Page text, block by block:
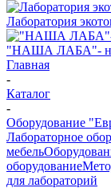
Лаборатория
"НАША ЛАБА"-
Главная
-
Каталог
-
Оборудование
Лабораторное
мебель
оборудование
для лабораторий